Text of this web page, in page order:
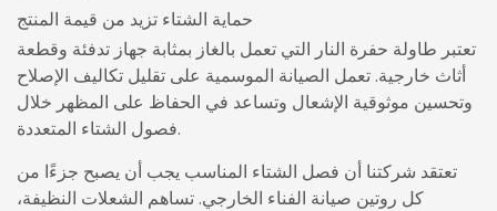
حماية الشتاء تزيد من قيمة المنتج
تعتبر طاولة حفرة النار التي تعمل بالغاز بمثابة جهاز تدفئة وقطعة
أثاث خارجية. تعمل الصيانة الموسمية على تقليل تكاليف الإصلاح
وتحسين موثوقية الإشعال وتساعد في الحفاظ على المظهر خلال
فصول الشتاء المتعددة.
تعتقد شركتنا أن فصل الشتاء المناسب يجب أن يصبح جزءًا من
كل روتين صيانة الفناء الخارجي. تساهم الشعلات النظيفة،